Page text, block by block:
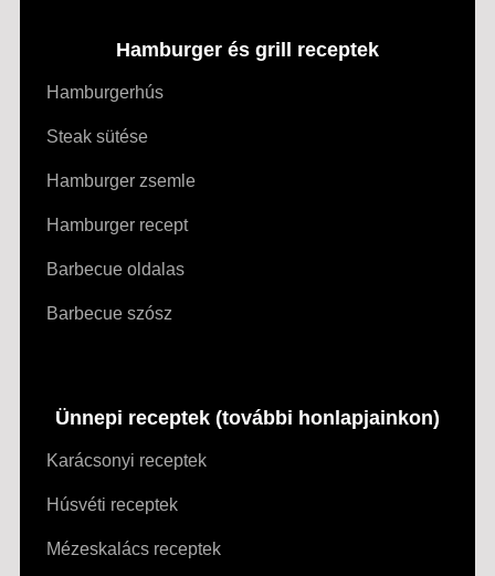
Hamburger és grill receptek
Hamburgerhús
Steak sütése
Hamburger zsemle
Hamburger recept
Barbecue oldalas
Barbecue szósz
Ünnepi receptek (további honlapjainkon)
Karácsonyi receptek
Húsvéti receptek
Mézeskalács receptek